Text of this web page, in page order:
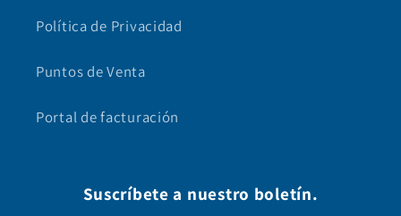
Política de Privacidad
Puntos de Venta
Portal de facturación
Suscríbete a nuestro boletín.